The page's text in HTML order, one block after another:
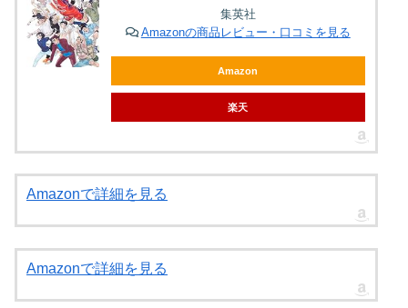
集英社
Amazonの商品レビュー・口コミを見る
Amazon
楽天
Amazonで詳細を見る
Amazonで詳細を見る